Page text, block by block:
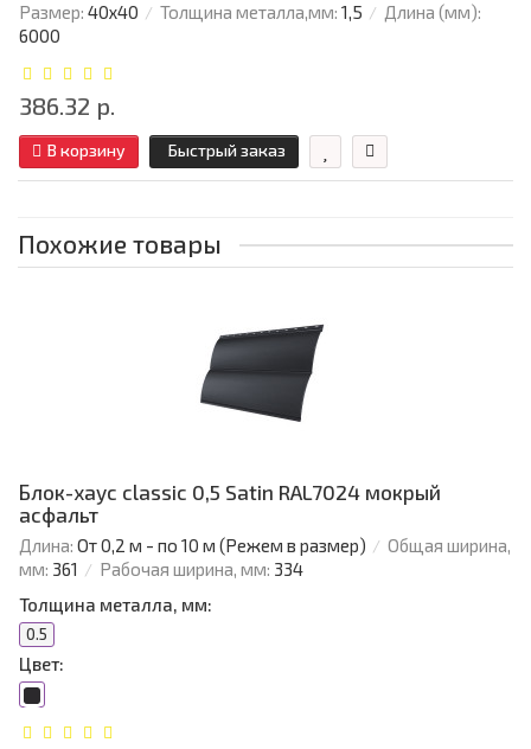
Размер: 40х40 Толщина металла,мм: 1,5
Длина (мм):
6000
386.32 р.
В корзину Быстрый заказ
Похожие товары
Блок-хаус classic 0,5 Satin RAL7024 мокрый
асфальт
Длина: От 0,2 м - по 10 м (Режем в размер)
Общая ширина,
мм: 361 Рабочая ширина, мм: 334
Толщина металла, мм:
0.5
Цвет: